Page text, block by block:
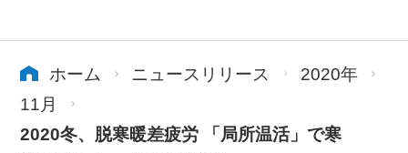
ホーム ニュースリリース
2020年
11月
2020冬、脱寒暖差疲労 「局所温活」で寒